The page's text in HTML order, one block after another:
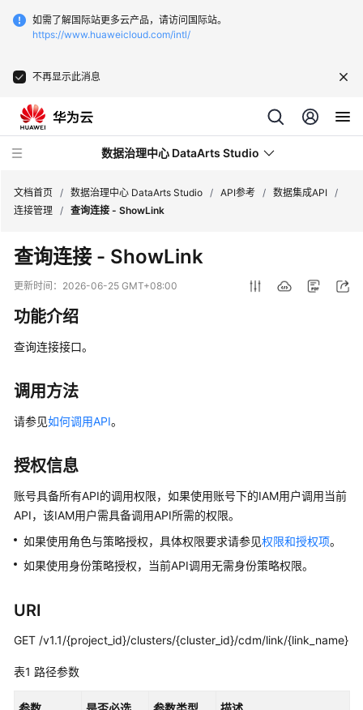
如需了解国际站更多云产品，请访问国际站。
https://www.huaweicloud.com/intl/
不再显示此消息
数据治理中心 DataArts Studio
最
新
动
务
告
产
介
数
据
治
理
法
速
文档首页 / 数据治理中心 DataArts Studio / API参考 / 数据集成API /
连接管理 / 查询连接 - ShowLink
查询连接 - ShowLink
更新时间： 2026-06-25 GMT+08:00
功能介绍
查询连接接口。
调用方法
请参见如何调用API。
授权信息
账号具备所有API的调用权限，如果使用账号下的IAM用户调用当前
API，该IAM用户需具备调用API所需的权限。
如果使用角色与策略授权，具体权限要求请参见权限和授权项。
如果使用身份策略授权，当前API调用无需身份策略权限。
URI
GET /v1.1/{project_id}/clusters/{cluster_id}/cdm/link/{link_name}
表1 路径参数